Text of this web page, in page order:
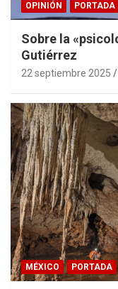
OPINIÓN PORTADA
Sobre la
Gutiérrez
22 septiembre 2025
MÉXICO PORTADA